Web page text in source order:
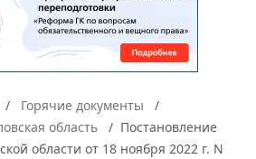
Горячие документы
область
Постановление
области от 18 ноября 2022 г. N